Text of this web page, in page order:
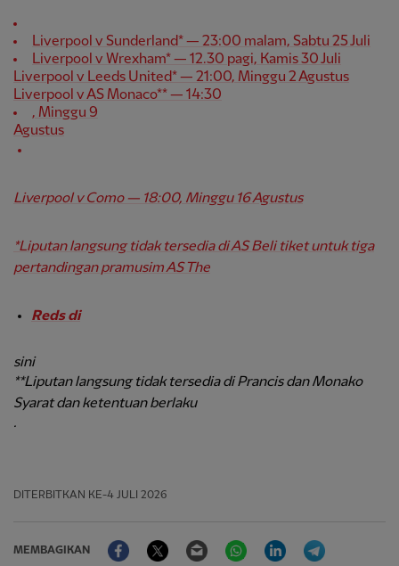
Liverpool v Sunderland* — 23:00 malam, Sabtu 25 Juli
Liverpool v Wrexham* — 12.30 pagi, Kamis 30 Juli
Liverpool v Leeds United* — 21:00, Minggu 2 Agustus
Liverpool v AS Monaco** — 14:30
, Minggu 9
Agustus
Liverpool v Como — 18:00, Minggu 16 Agustus
*Liputan langsung tidak tersedia di AS Beli tiket untuk tiga
pertandingan pramusim AS The
Reds di
sini
**Liputan langsung tidak tersedia di Prancis dan Monako
Syarat dan ketentuan berlaku
.
DITERBITKAN KE-4 JULI 2026
MEMBAGIKAN
FacebookTwitter Email WhatsAppLinkedIn